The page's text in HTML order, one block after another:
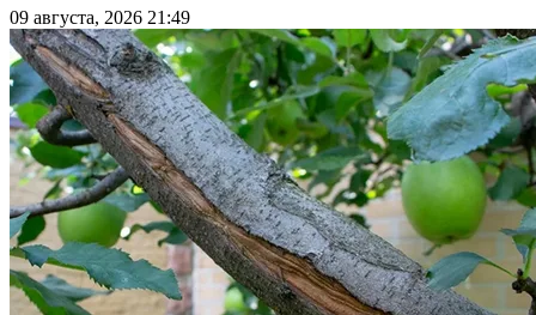
09 августа, 2026 21:49